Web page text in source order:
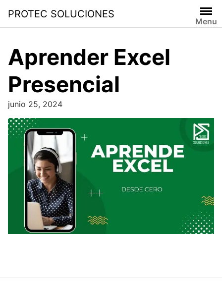
PROTEC SOLUCIONES
Menu
Aprender Excel
Presencial
junio 25, 2024